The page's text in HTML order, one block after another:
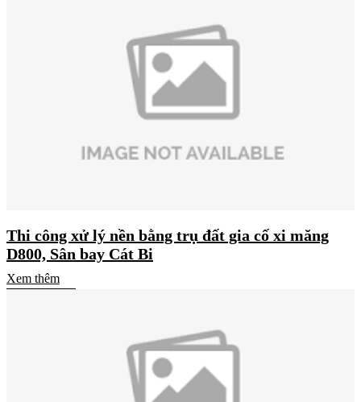
Thi công xử lý nền bằng trụ đất gia cố xi măng
D800, Sân bay Cát Bi
Xem thêm